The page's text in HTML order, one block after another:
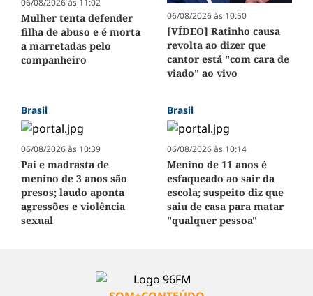
06/08/2026 às 11:02
Mulher tenta defender
filha de abuso e é morta
a marretadas pelo
companheiro
06/08/2026 às 10:50
[VÍDEO] Ratinho causa
revolta ao dizer que
cantor está "com cara de
viado" ao vivo
Brasil
06/08/2026 às 10:39
Pai e madrasta de
menino de 3 anos são
presos; laudo aponta
agressões e violência
sexual
Brasil
06/08/2026 às 10:14
Menino de 11 anos é
esfaqueado ao sair da
escola; suspeito diz que
saiu de casa para matar
"qualquer pessoa"